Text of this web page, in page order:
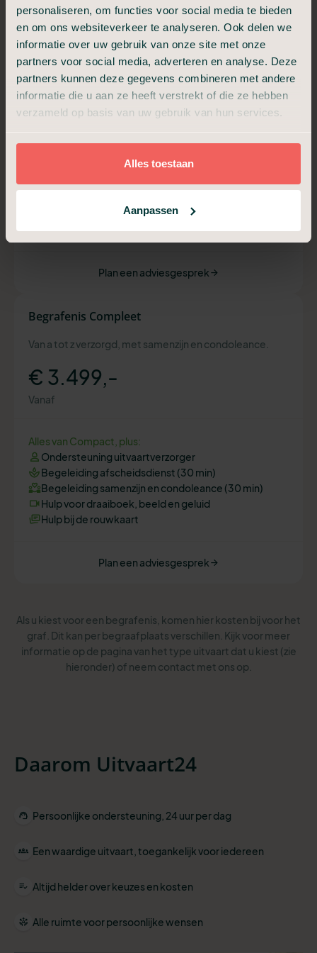
personaliseren, om functies voor social media te bieden
en om ons websiteverkeer te analyseren. Ook delen we
informatie over uw gebruik van onze site met onze
partners voor social media, adverteren en analyse. Deze
partners kunnen deze gegevens combineren met andere
informatie die u aan ze heeft verstrekt of die ze hebben
verzameld op basis van uw gebruik van hun services.
Alles toestaan
Aanpassen
Begrafenis Compact
Voor een intiem afscheid, informeel en dichtbij.
€ 2.599,-
Vanaf
Verzorging en kleden
Uitvaartkist met eikenfolie
Aangifte overlijden geregeld
Moment van afscheid (30 min)
Plan een adviesgesprek
Begrafenis Compleet
Van a tot z verzorgd, met samenzijn en condoleance.
€ 3.499,-
Vanaf
Alles van Compact, plus:
Ondersteuning uitvaartverzorger
Begeleiding afscheidsdienst (30 min)
Begeleiding samenzijn en condoleance (30 min)
Hulp voor draaiboek, beeld en geluid
Hulp bij de rouwkaart
Plan een adviesgesprek
Als u kiest voor een begrafenis, komen hier kosten bij voor het
graf. Dit kan per begraafplaats verschillen. Kijk voor meer
informatie op de pagina van het type uitvaart dat u kiest (zie
hieronder) of neem contact met ons op.
Daarom Uitvaart24
Persoonlijke ondersteuning, 24 uur per dag
Een waardige uitvaart, toegankelijk voor iedereen
Altijd helder over keuzes en kosten
Alle ruimte voor persoonlijke wensen